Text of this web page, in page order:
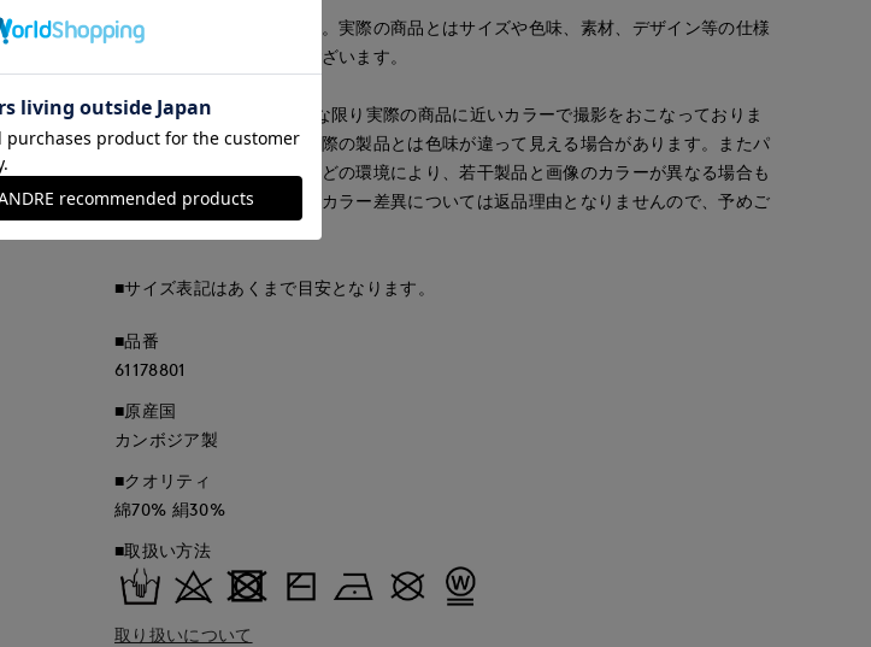
画像の商品はサンプルです。実際の商品とはサイズや色味、素材、デザイン等の仕様
が若干変更になる場合がございます。
■カラーについては、可能な限り実際の商品に近いカラーで撮影をおこなっておりま
すが、照明の関係により実際の製品とは色味が違って見える場合があります。またパ
ソコン・スマートフォンなどの環境により、若干製品と画像のカラーが異なる場合も
ございます。現物と画像のカラー差異については返品理由となりませんので、予めご
■サイズ表記はあくまで目安となります。
■品番
61178801
■原産国
カンボジア製
■クオリティ
綿70% 絹30%
■取扱い方法
取り扱いについて